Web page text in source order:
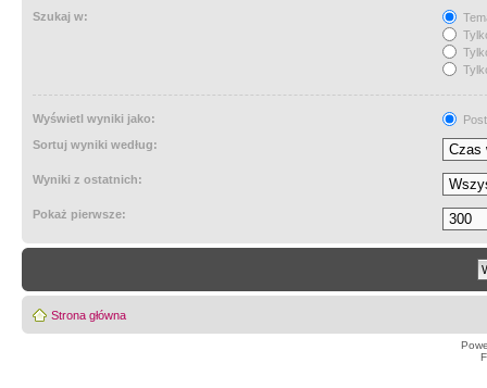
Szukaj w:
Wyświetl wyniki jako:
Sortuj wyniki według:
Wyniki z ostatnich:
Pokaż pierwsze:
Strona główna